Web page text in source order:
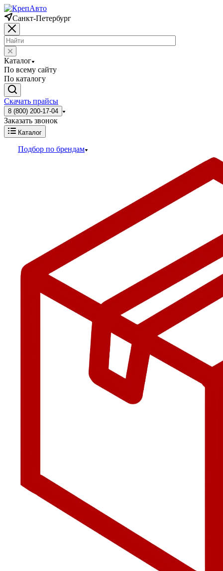
Санкт-Петербург
Каталог
По всему сайту
По каталогу
Скачать прайсы
8 (800) 200-17-04
Заказать звонок
Каталог
Подбор по брендам